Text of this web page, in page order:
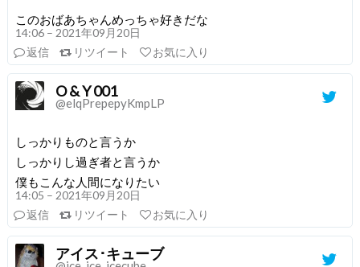
このおばあちゃんめっちゃ好きだな
14:06 – 2021年09月20日
返信
リツイート お気に入り
O & Y 001
@elqPrepepyKmpLP
しっかりものと言うか
しっかりし過ぎ者と言うか
僕もこんな人間になりたい
14:05 – 2021年09月20日
返信
リツイート お気に入り
アイス･キューブ